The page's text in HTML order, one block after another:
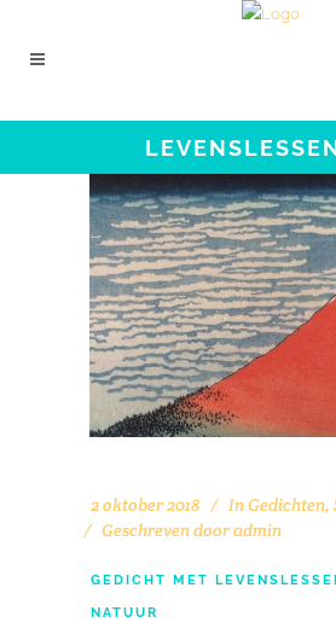
2 oktober 2018 InGedichten,
Geschreven dooradmin
GEDICHT MET
NATUUR